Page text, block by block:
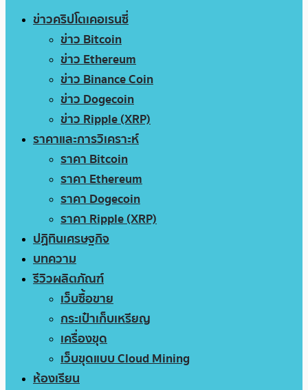
ข่าวคริปโตเคอเรนซี่
ข่าว Bitcoin
ข่าว Ethereum
ข่าว Binance Coin
ข่าว Dogecoin
ข่าว Ripple (XRP)
ราคาและการวิเคราะห์
ราคา Bitcoin
ราคา Ethereum
ราคา Dogecoin
ราคา Ripple (XRP)
ปฏิทินเศรษฐกิจ
บทความ
รีวิวผลิตภัณฑ์
เว็บซื้อขาย
กระเป๋าเก็บเหรียญ
เครื่องขุด
เว็บขุดแบบ Cloud Mining
ห้องเรียน